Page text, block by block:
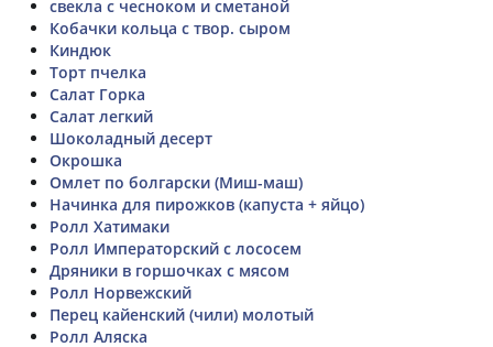
свекла с чесноком и сметаной
Кобачки кольца с твор. сыром
Киндюк
Торт пчелка
Салат Горка
Салат легкий
Шоколадный десерт
Окрошка
Омлет по болгарски (Миш-маш)
Начинка для пирожков (капуста + яйцо)
Ролл Хатимаки
Ролл Императорский с лососем
Дряники в горшочках с мясом
Ролл Норвежский
Перец кайенский (чили) молотый
Ролл Аляска